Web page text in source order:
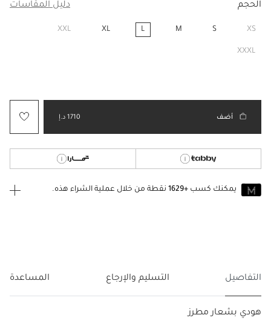
الحجم دليل المقاسات
XS
S
M
L
XL
XXL
XXXL
أضف 1710 د.إ
يمكنك كسب +1629
نقطة من خلال عملية الشراء هذه.
التفاصيل التسليم والإرجاع المساعدة
هودي بشعار مطرز